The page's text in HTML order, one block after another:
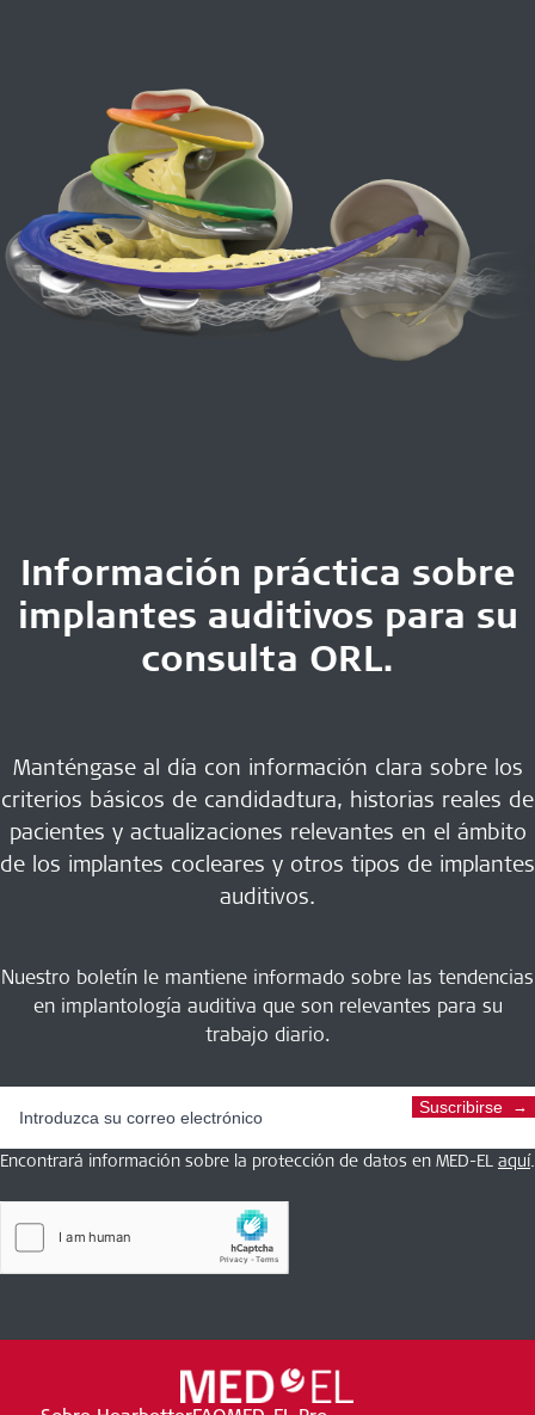
Información práctica sobre
implantes auditivos para su
consulta ORL.
Manténgase al día con información clara sobre los
criterios básicos de candidadtura, historias reales de
pacientes y actualizaciones relevantes en el ámbito
de los implantes cocleares y otros tipos de implantes
auditivos.
Nuestro boletín le mantiene informado sobre las tendencias
en implantología auditiva que son relevantes para su
trabajo diario.
Suscribirse
Encontrará información sobre la protección de datos en MED-EL aquí.